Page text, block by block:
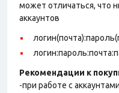
может отличаться, что
аккаунтов
Рекомендации к
-при работе с